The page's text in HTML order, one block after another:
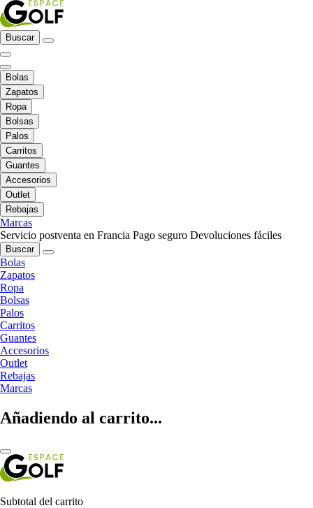
Buscar
Bolas
Zapatos
Ropa
Bolsas
Palos
Carritos
Guantes
Accesorios
Outlet
Rebajas
Marcas
Servicio postventa en Francia Pago seguro Devoluciones fáciles
Buscar
Bolas
Zapatos
Ropa
Bolsas
Palos
Carritos
Guantes
Accesorios
Outlet
Rebajas
Marcas
Añadiendo al carrito...
Subtotal del carrito